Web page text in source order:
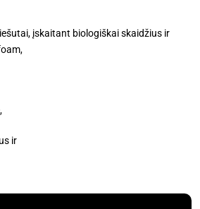
įskaitant biologiškai skaidžius ir
ir